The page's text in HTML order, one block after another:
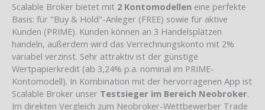
Scalable Broker bietet mit 2 Kontomodellen eine perfekte
Basis: für "Buy & Hold"-Anleger (FREE) sowie für aktive
Kunden (PRIME). Kunden können an 3 Handelsplätzen
handeln, außerdem wird das Verrechnungskonto mit 2%
variabel verzinst. Sehr attraktiv ist der günstige
Wertpapierkredit (ab 3,24% p.a. nominal im PRIME-
Kontomodell). In Kombination mit der hervorragenen App ist
Scalable Broker unser Testsieger im Bereich Neobroker.
Im direkten Vergleich zum Neobroker-Wettbewerber Trade